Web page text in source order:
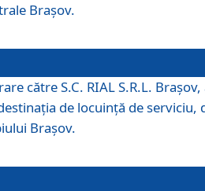
Brașov.
către S.C. RIAL S.R.L. Brașov,
de locuință de serviciu,
Brașov.